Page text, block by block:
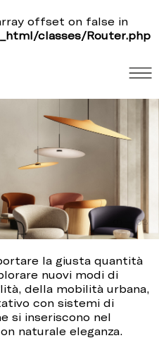
offset on false in
classes/Router.php
01 — 03
la giusta quantità
nuovi modi di
della mobilità urbana,
con sistemi di
si inseriscono nel
naturale eleganza.